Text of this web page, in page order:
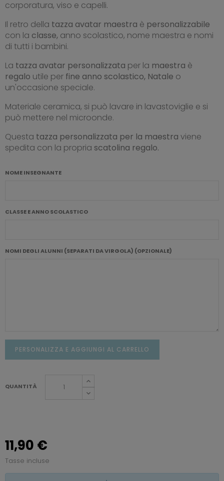
corporatura, viso e capelli.
Il retro della tazza avatar maestra è personalizzabile
con la classe, anno scolastico, nome maestra e nomi
di tutti i bambini.
La tazza avatar personalizzata per la maestra è
regalo utile per fine anno scolastico, Natale o
un'occasione speciale.
Materiale ceramica, si può lavare in lavastoviglie e si
può mettere nel microonde.
Questa tazza personalizzata per la maestra viene
spedita con la propria scatolina regalo.
NOME INSEGNANTE
CLASSE E ANNO SCOLASTICO
NOMI DEGLI ALUNNI (SEPARATI DA VIRGOLA) (OPZIONALE)
PERSONALIZZA E AGGIUNGI AL CARRELLO
QUANTITÀ
11,90 €
Tasse incluse